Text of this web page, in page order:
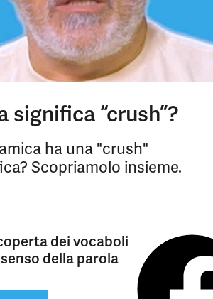
significa “crush”?
ha una "crush"
Scopriamolo insieme.
dei vocaboli
della parola